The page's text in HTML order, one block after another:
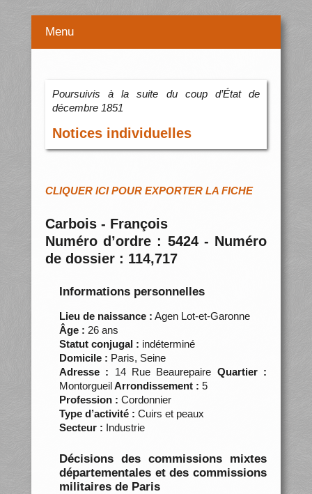
Menu
Poursuivis à la suite du coup d’État de
décembre 1851
Notices individuelles
CLIQUER ICI POUR EXPORTER LA FICHE
Carbois - François
Numéro d’ordre : 5424 - Numéro
de dossier : 114,717
Informations personnelles
Lieu de naissance : Agen Lot-et-Garonne
Âge : 26 ans
Statut conjugal : indéterminé
Domicile : Paris, Seine
Adresse : 14 Rue Beaurepaire Quartier :
MontorgueilArrondissement : 5
Profession : Cordonnier
Type d’activité : Cuirs et peaux
Secteur : Industrie
Décisions des commissions mixtes
départementales et des commissions
militaires de Paris